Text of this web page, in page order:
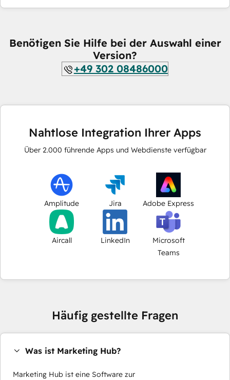
Benötigen Sie Hilfe bei der Auswahl einer
Version?
+49 302 08486000
Nahtlose Integration Ihrer Apps
Über 2.000 führende Apps und Webdienste verfügbar
Amplitude Jira Adobe Express
Aircall LinkedIn
Microsoft
Teams
Häufig gestellte Fragen
Was ist Marketing Hub?
Marketing Hub ist eine Software zur